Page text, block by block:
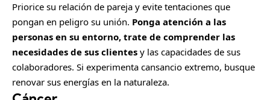
Priorice su relación de pareja y evite tentaciones que
pongan en peligro su unión. Ponga atención a las
personas en su entorno, trate de comprender las
necesidades de sus clientes y las capacidades de sus
colaboradores. Si experimenta cansancio extremo, busque
renovar sus energías en la naturaleza.